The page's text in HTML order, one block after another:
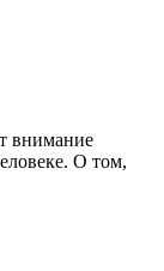
внимание
О том,